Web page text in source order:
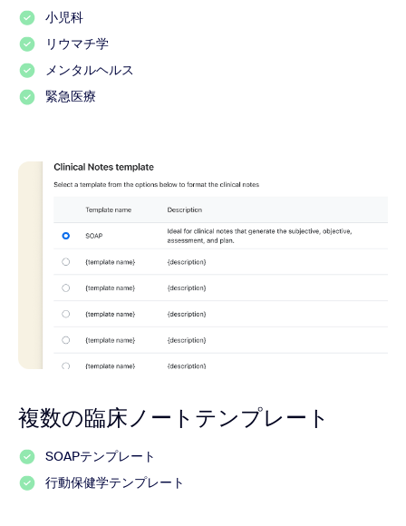
小児科
リウマチ学
メンタルヘルス
緊急医療
複数の臨床ノートテンプレート
SOAPテンプレート
行動保健学テンプレート